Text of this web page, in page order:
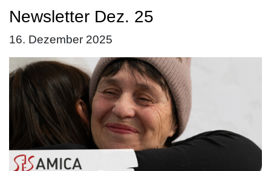
Newsletter Dez. 25
16. Dezember 2025